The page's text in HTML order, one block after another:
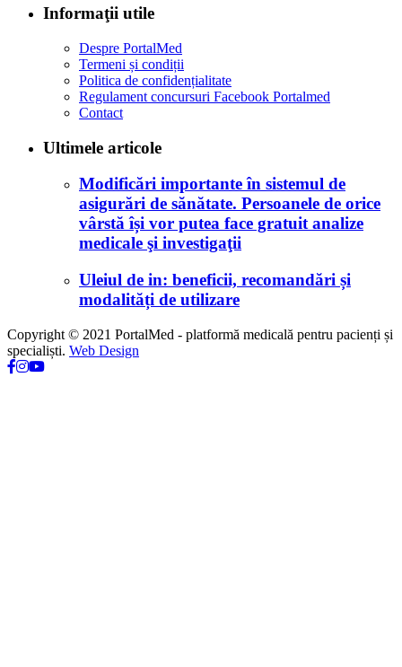
Informaţii utile
Despre PortalMed
Termeni și condiții
Politica de confidențialitate
Regulament concursuri Facebook Portalmed
Contact
Ultimele articole
Modificări importante în sistemul de
asigurări de sănătate. Persoanele de orice
vârstă își vor putea face gratuit analize
medicale şi investigaţii
Uleiul de in: beneficii, recomandări și
modalități de utilizare
Copyright © 2021 PortalMed - platformă medicală pentru pacienți și
specialiști. Web Design